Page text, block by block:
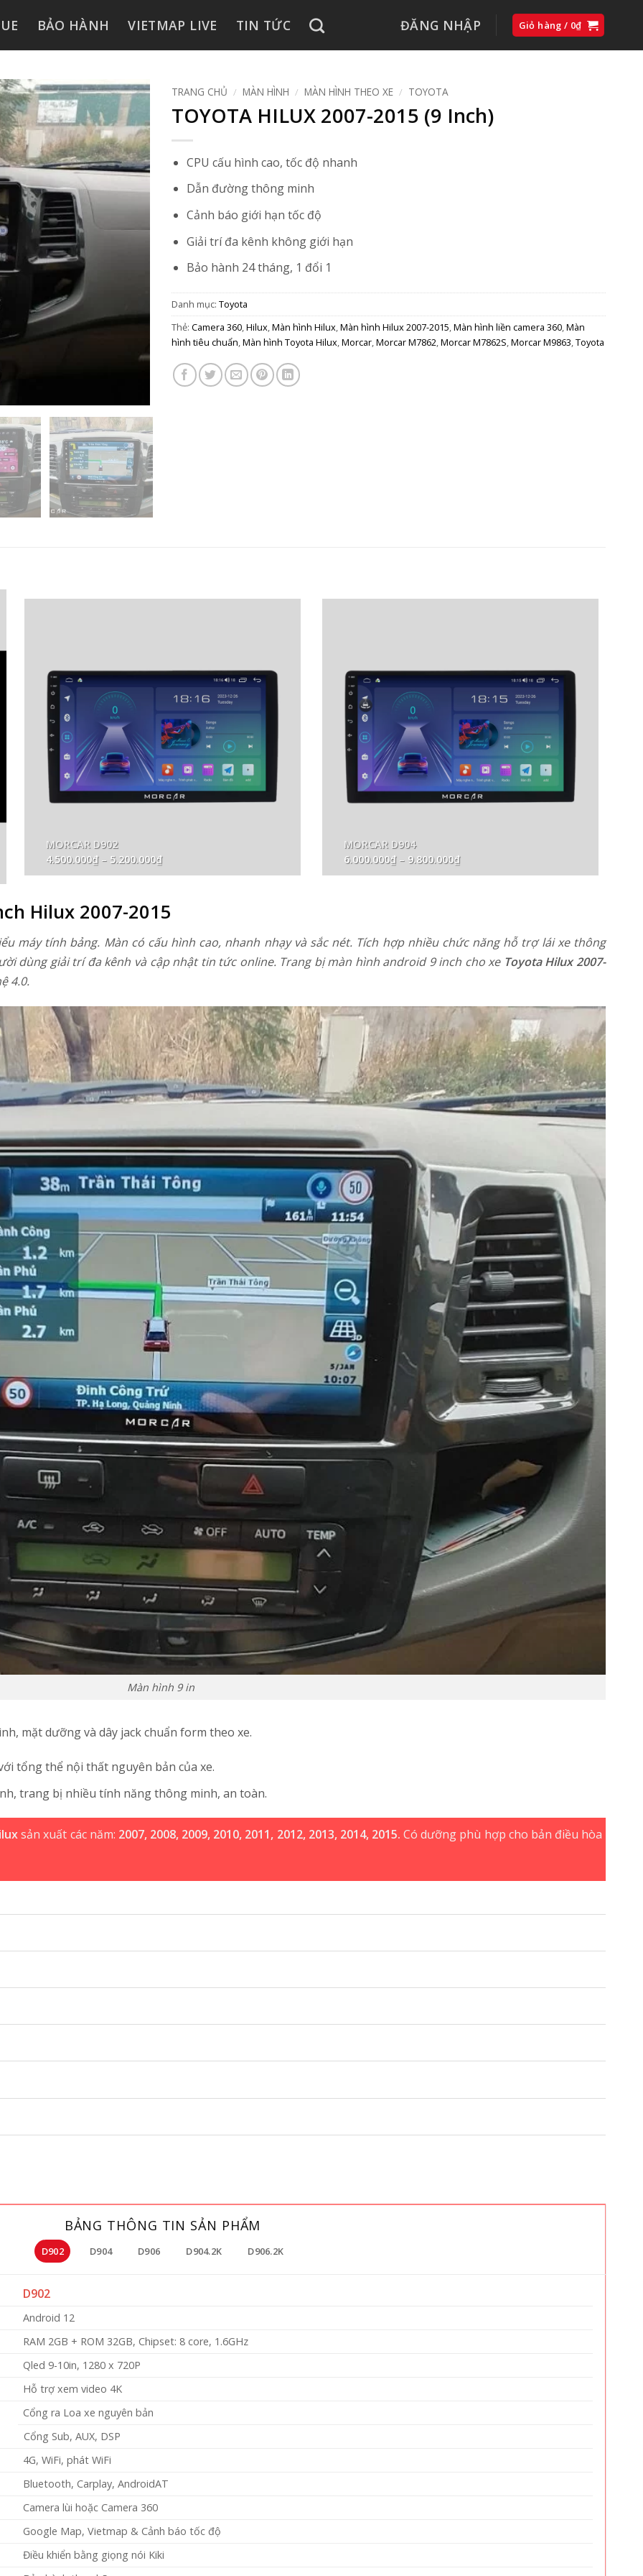
BẢO HÀNH VIETMAP LIVE TIN TỨC ĐĂNG NHẬP Giỏ hàng / 0₫
TRANG CHỦ / MÀN HÌNH / MÀN HÌNH THEO XE / TOYOTA
TOYOTA HILUX 2007-2015 (9 Inch)
CPU cấu hình cao, tốc độ nhanh
Dẫn đường thông minh
Cảnh báo giới hạn tốc độ
Giải trí đa kênh không giới hạn
Bảo hành 24 tháng, 1 đổi 1
Danh mục: Toyota
Thẻ: Camera 360,Hilux,Màn hình Hilux,Màn hình Hilux 2007-2015,Màn hình liền camera 360,Màn
hình tiêu chuẩn,Màn hình Toyota Hilux,Morcar,Morcar M7862,Morcar M7862S,Morcar M9863,Toyota
MORCAR D906
7.500.000₫ – 11.500.000
từ
MSP: D904.2K
7.500.000₫ – 11.500.000
từ
Hilux 2007-2015
máy tính bảng. Màn có cấu hình cao, nhanh nhạy và sắc nét. Tích hợp nhiều chức năng hỗ trợ lái xe thông
dùng giải trí đa kênh và cập nhật tin tức online. Trang bị màn hình android 9 inch cho xe Toyota Hilux 2007-
4.0.
Màn hình 9 in
mặt dưỡng và dây jack chuẩn form theo xe.
tổng thể nội thất nguyên bản của xe.
trang bị nhiều tính năng thông minh, an toàn.
sản xuất các năm: 2007, 2008, 2009, 2010, 2011, 2012, 2013, 2014, 2015. Có dưỡng phù hợp cho bản điều hòa
BẢNG THÔNG TIN SẢN PHẨM
D902 D904 D906 D904.2K D906.2K
D902
Android 12
RAM 2GB + ROM 32GB, Chipset: 8 core, 1.6GHz
Qled 9-10in, 1280 x 720P
Hỗ trợ xem video 4K
Cổng ra Loa xe nguyên bản
Cổng Sub, AUX, DSP
4G, WiFi, phát WiFi
Bluetooth, Carplay, AndroidAT
Camera lùi hoặc Camera 360
Google Map, Vietmap & Cảnh báo tốc độ
Điều khiển bằng giọng nói Kiki